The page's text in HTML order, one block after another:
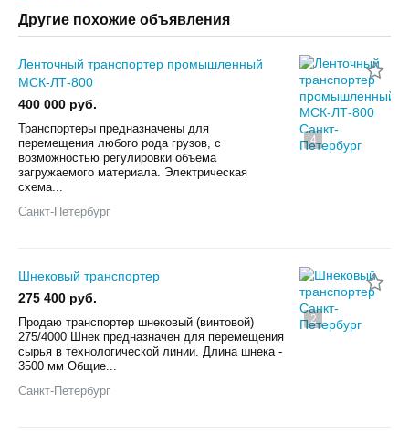
Другие похожие объявления
4
Ленточный транспортер промышленный
МСК-ЛТ-800
400 000 руб.
Транспортеры предназначены для
перемещения любого рода грузов, с
возможностью регулировки объема
загружаемого материала. Электрическая
схема...
Санкт-Петербург
2
Шнековый транспортер
275 400 руб.
Продаю транспортер шнековый (винтовой)
275/4000 Шнек предназначен для перемещения
сырья в технологической линии. Длина шнека -
3500 мм Общие...
Санкт-Петербург